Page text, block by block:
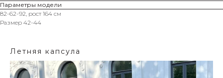
Параметры модели
82-62-92, рост 164 см
Размер 42-44
Летняя капсула